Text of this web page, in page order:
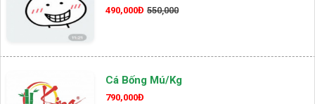
490,000Đ 550,000
Cá Bống Mú/kg
790,000Đ